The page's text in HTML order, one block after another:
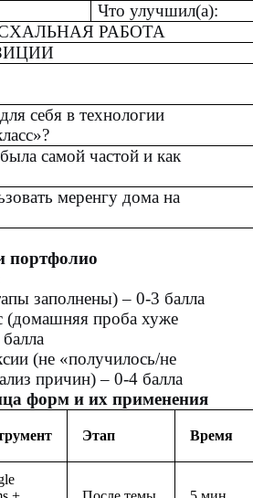
Что
РАБОТА
себя в технологии
самой частой и как
меренгу дома на
портфолио
заполнены) – 0-3 балла
(домашняя проба хуже
(не «получилось/не
причин) – 0-4 балла
форм и их применения
Этап Время